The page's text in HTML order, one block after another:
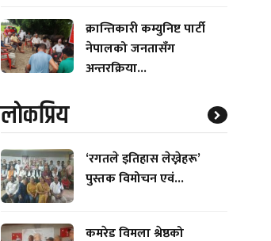
क्रान्तिकारी कम्युनिष्ट पार्टी
नेपालको जनतासँग
अन्तरक्रिया...
लाेकप्रिय
‘रगतले इतिहास लेख्नेहरू’
पुस्तक विमोचन एवं...
कमरेड विमला श्रेष्ठको